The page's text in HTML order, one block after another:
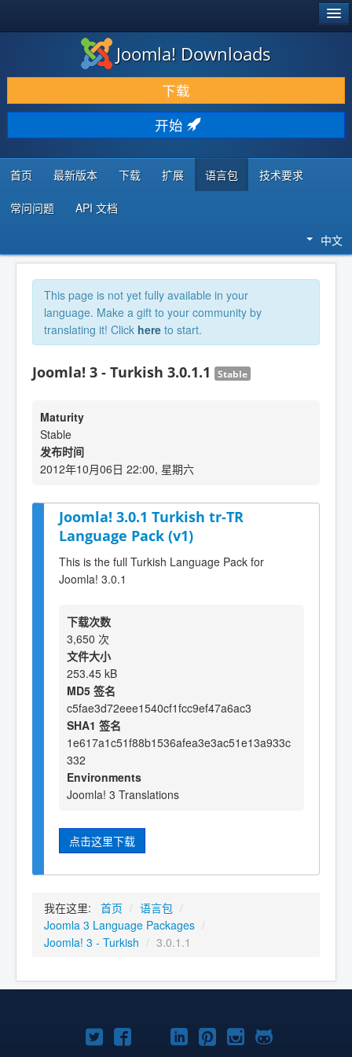
下载 & 扩展
发现 & 学习
社区 & 支持
开发者资源
Joomla! Downloads
下载
开始
首页 最新版本 下载 扩展 语言包 技术要求
常问问题 API 文档
中文
This page is not yet fully available in your
language. Make a gift to your community by
translating it! Click here to start.
Joomla! 3 - Turkish 3.0.1.1 Stable
Maturity
Stable
发布时间
2012年10月06日 22:00, 星期六
Joomla! 3.0.1 Turkish tr-TR
Language Pack (v1)
This is the full Turkish Language Pack for
Joomla! 3.0.1
下载次数
3,650 次
文件大小
253.45 kB
MD5 签名
c5fae3d72eee1540cf1fcc9ef47a6ac3
SHA1 签名
1e617a1c51f88b1536afea3e3ac51e13a933c
332
Environments
Joomla! 3 Translations
点击这里下载
我在这里: 首页 / 语言包 /
Joomla 3 Language Packages /
Joomla! 3 - Turkish / 3.0.1.1
TwitterFacebookYouTube
LinkedIn
Pinterest
Instagram
GitHub